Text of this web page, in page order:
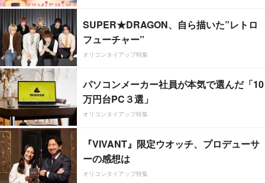
SUPER★DRAGON、自ら描いた”レトロ
フューチャー”
オリコンタイアップ特集
パソコンメーカー社員が本気で選んだ「10
万円台PC３選」
オリコンタイアップ特集
『VIVANT』限定ウオッチ、プロデューサ
ーの感想は
オリコンタイアップ特集